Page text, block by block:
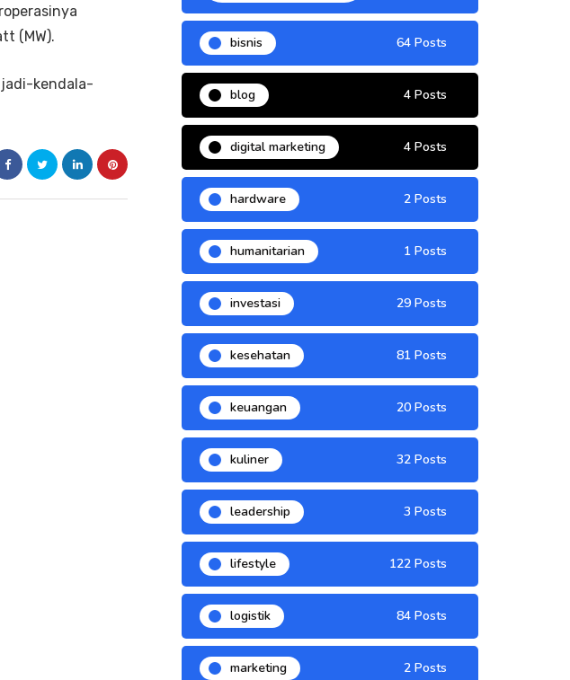
(MW).
kendala-
bisnis 64 Posts
blog 4 Posts
digital marketing 4 Posts
hardware 2 Posts
humanitarian 1 Posts
investasi 29 Posts
kesehatan 81 Posts
keuangan 20 Posts
kuliner 32 Posts
leadership 3 Posts
lifestyle 122 Posts
logistik 84 Posts
marketing 2 Posts